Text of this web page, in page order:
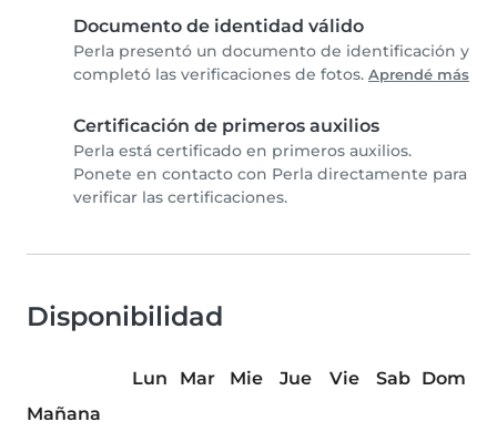
Documento de identidad válido
Perla presentó un documento de identificación y
completó las verificaciones de fotos. Aprendé más
Certificación de primeros auxilios
Perla está certificado en primeros auxilios.
Ponete en contacto con Perla directamente para
verificar las certificaciones.
Disponibilidad
Lun Mar Mie Jue Vie Sab
Dom
Mañana